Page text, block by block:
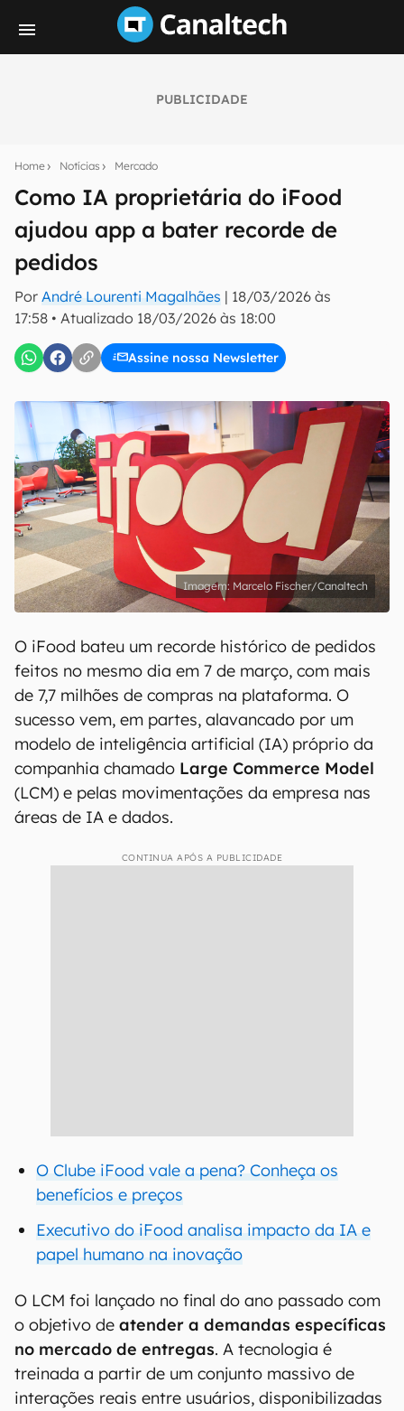
PUBLICIDADE
Home Notícias Mercado
Como IA proprietária do iFood
ajudou app a bater recorde de
pedidos
Por André Lourenti Magalhães | 18/03/2026 às
17:58 • Atualizado 18/03/2026 às 18:00
Assine nossa Newsletter
notícias e reviews sobre tecnologia em primeira
E-mail
inscreva-se
Confirmo que li, aceito e concordo com os Termos de
Uso e Política de Privacidade do Canaltech.
Marcelo Fischer/Canaltech
O iFood bateu um recorde histórico de pedidos
feitos no mesmo dia em 7 de março, com mais
de 7,7 milhões de compras na plataforma. O
sucesso vem, em partes, alavancado por um
modelo de inteligência artificial (IA) próprio da
companhia chamado Large Commerce Model
(LCM) e pelas movimentações da empresa nas
áreas de IA e dados.
CONTINUA APÓS A PUBLICIDADE
O Clube iFood vale a pena? Conheça os
benefícios e preços
Executivo do iFood analisa impacto da IA e
papel humano na inovação
O LCM foi lançado no final do ano passado com
o objetivo de atender a demandas específicas
no mercado de entregas. A tecnologia é
treinada a partir de um conjunto massivo de
interações reais entre usuários, disponibilizadas